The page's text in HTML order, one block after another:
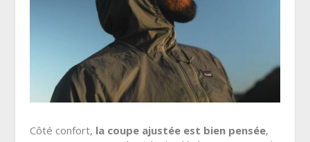
Côté confort, la coupe ajustée est bien pensée,